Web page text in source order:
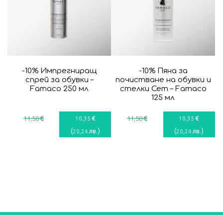
-10% Импрегниращ
спрей за обувки –
Famaco 250 мл
11,50€ 10 ,35 €
(20 ,24 лв.)
-10% Пяна за
почистване на обувки и
стелки Сет – Famaco
125 мл
11,50€ 10 ,35 €
(20 ,24 лв.)